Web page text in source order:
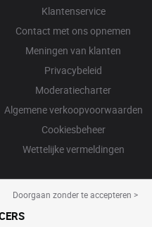
Klantenservice
Contact met ons opnemen
Meningen van klanten
Privacybeleid
Moderatiecharter
Algemene verkoopvoorwaarden
Cookiesbeheer
Wettelijke vermeldingen
Doorgaan zonder te accepteren >